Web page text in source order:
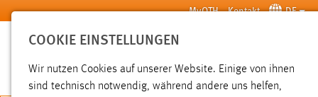
Zum Hauptinhalt springen MyOTH Kontakt DE
SUCHE
COOKIE EINSTELLUNGEN
Wir nutzen Cookies auf unserer Website. Einige von ihnen
sind technisch notwendig, während andere uns helfen,